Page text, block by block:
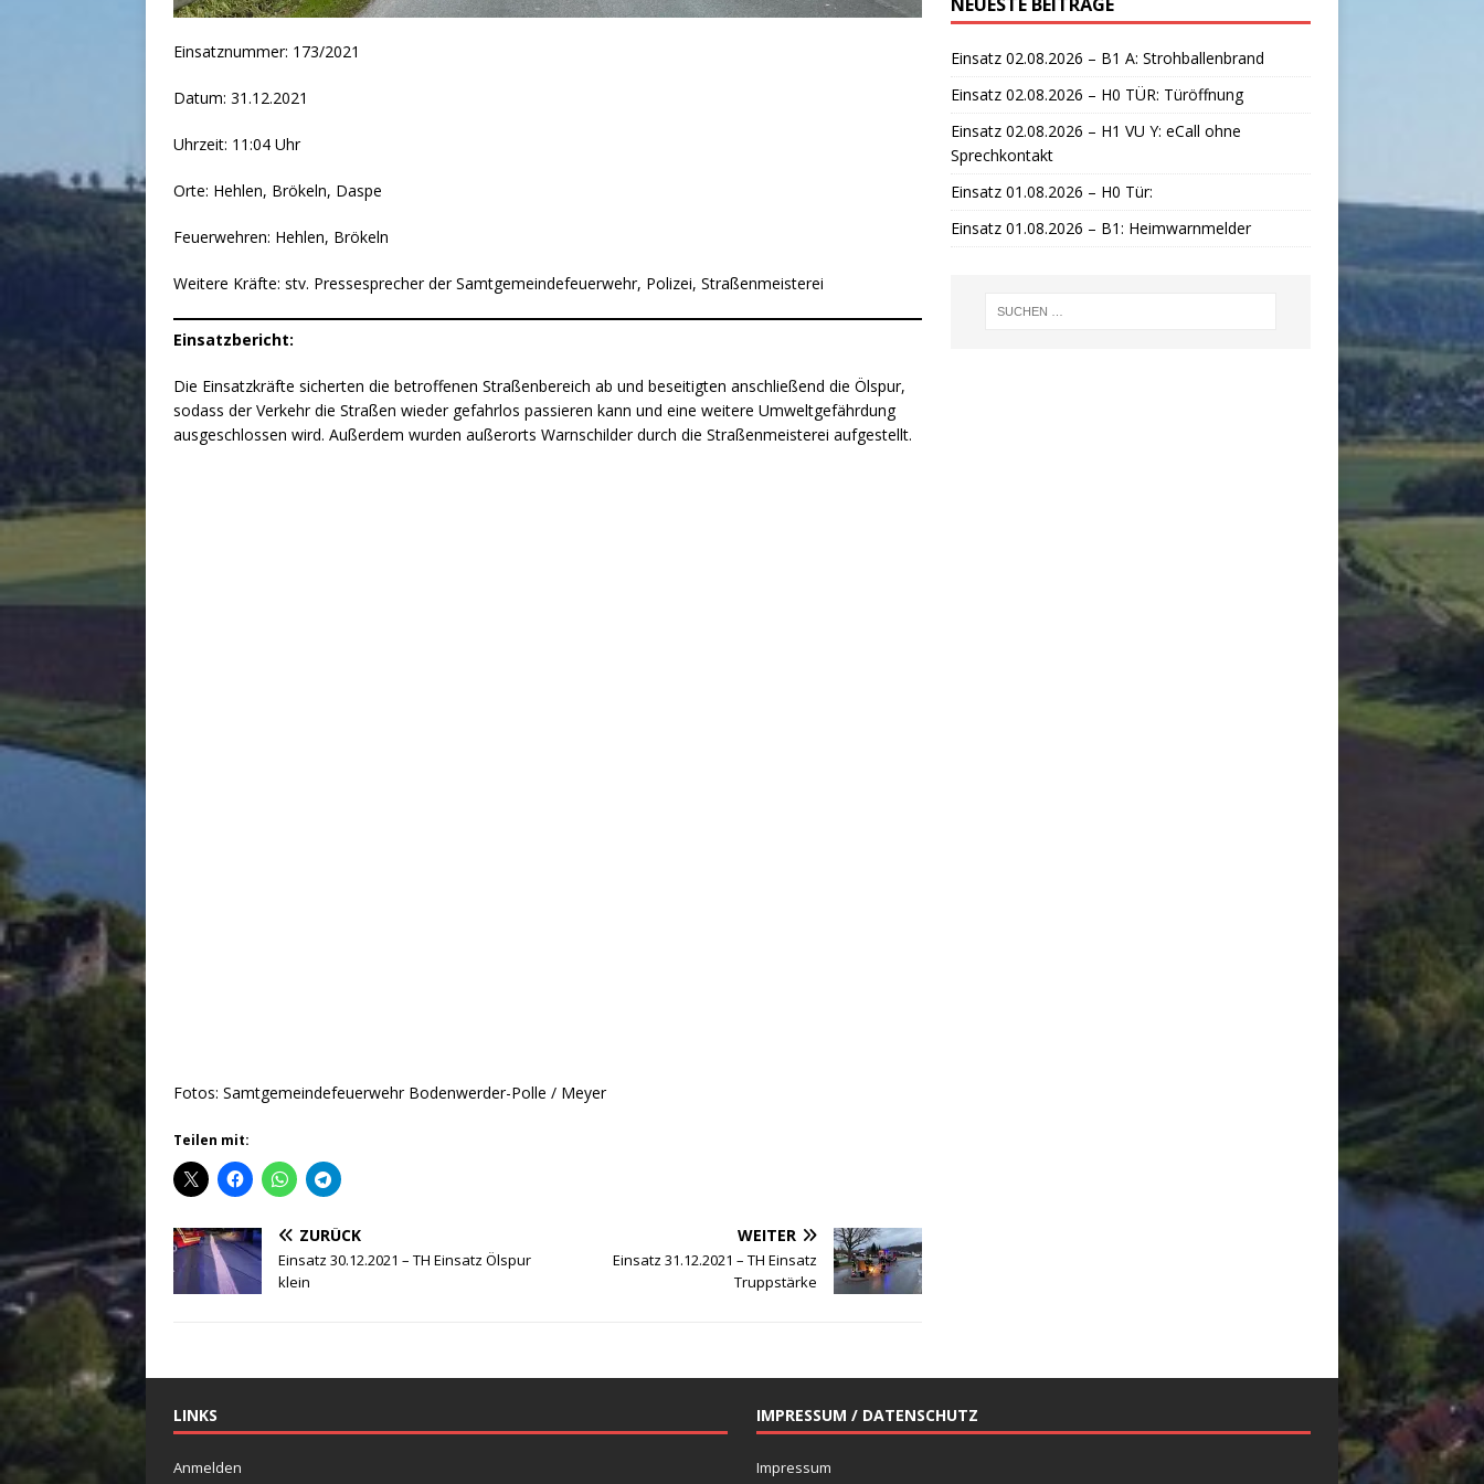
Einsatznummer: 173/2021
Datum: 31.12.2021
Uhrzeit: 11:04 Uhr
Orte: Hehlen, Brökeln, Daspe
Feuerwehren: Hehlen, Brökeln
Weitere Kräfte: stv. Pressesprecher der Samtgemeindefeuerwehr, Polizei, Straßenmeisterei
Einsatzbericht:
Die Einsatzkräfte sicherten die betroffenen Straßenbereich ab und beseitigten anschließend die Ölspur,
sodass der Verkehr die Straßen wieder gefahrlos passieren kann und eine weitere Umweltgefährdung
ausgeschlossen wird. Außerdem wurden außerorts Warnschilder durch die Straßenmeisterei aufgestellt.
Fotos: Samtgemeindefeuerwehr Bodenwerder-Polle / Meyer
Teilen mit:
ZURÜCK
Einsatz 30.12.2021 – TH Einsatz Ölspur
klein
WEITER
Einsatz 31.12.2021 – TH Einsatz
Truppstärke
e
sEinsatz 02.08.2026 – B1 A: Strohballenbrand
Einsatz 02.08.2026 – H0 TÜR: Türöffnung
Einsatz 02.08.2026 – H1 VU Y: eCall ohne
Sprechkontakt
Einsatz 01.08.2026 – H0 Tür:
Einsatz 01.08.2026 – B1: Heimwarnmelder
LINKS
Anmelden
IMPRESSUM / DATENSCHUTZ
Impressum